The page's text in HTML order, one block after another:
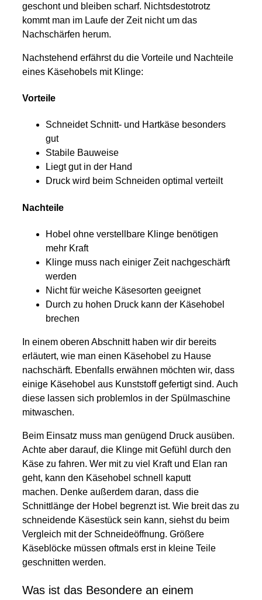
geschont und bleiben scharf. Nichtsdestotrotz
kommt man im Laufe der Zeit nicht um das
Nachschärfen herum.
Nachstehend erfährst du die Vorteile und Nachteile
eines Käsehobels mit Klinge:
Vorteile
Schneidet Schnitt- und Hartkäse besonders
gut
Stabile Bauweise
Liegt gut in der Hand
Druck wird beim Schneiden optimal verteilt
Nachteile
Hobel ohne verstellbare Klinge benötigen
mehr Kraft
Klinge muss nach einiger Zeit nachgeschärft
werden
Nicht für weiche Käsesorten geeignet
Durch zu hohen Druck kann der Käsehobel
brechen
In einem oberen Abschnitt haben wir dir bereits
erläutert, wie man einen Käsehobel zu Hause
nachschärft. Ebenfalls erwähnen möchten wir, dass
einige Käsehobel aus Kunststoff gefertigt sind. Auch
diese lassen sich problemlos in der Spülmaschine
mitwaschen.
Beim Einsatz muss man genügend Druck ausüben.
Achte aber darauf, die Klinge mit Gefühl durch den
Käse zu fahren. Wer mit zu viel Kraft und Elan ran
geht, kann den Käsehobel schnell kaputt
machen. Denke außerdem daran, dass die
Schnittlänge der Hobel begrenzt ist. Wie breit das zu
schneidende Käsestück sein kann, siehst du beim
Vergleich mit der Schneideöffnung. Größere
Käseblöcke müssen oftmals erst in kleine Teile
geschnitten werden.
Was ist das Besondere an einem